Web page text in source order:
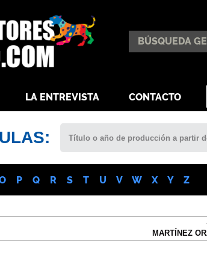
LA ENTREVISTA CONTACTO
P Q R S T U V W X Y Z
MARTÍNEZ